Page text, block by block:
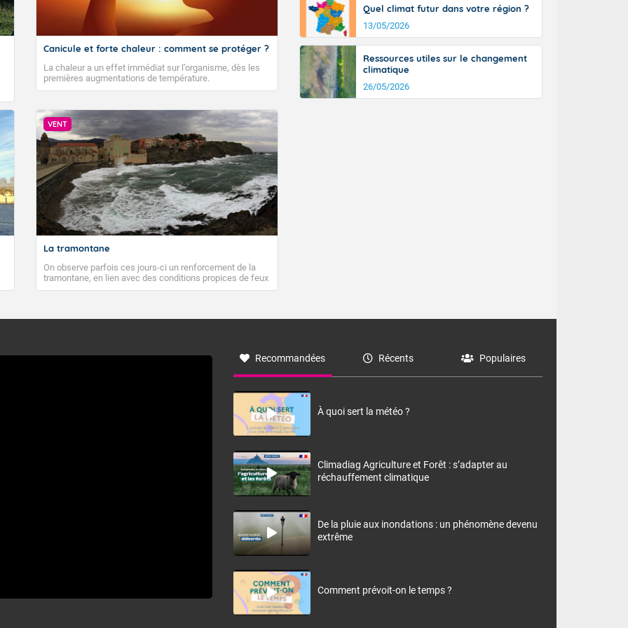
Canicule et forte chaleur : comment se protéger ?
La chaleur a un effet immédiat sur l’organisme, dès les
premières augmentations de température.
VENT
La tramontane
On observe parfois ces jours-ci un renforcement de la
tramontane, en lien avec des conditions propices de feux
de forêt. Mais qu'est-ce que la tramontane ? Quelles sont
à nord-ouest, dans un secteur qui part du Roussillon à la
monts, en allusion aux régions montagneuses d’où
Quel climat futur dans votre région ?
13/05/2026
Ressources utiles sur le changement
climatique
26/05/2026
Recommandées Récents Populaires
À quoi sert la météo ?
Climadiag Agriculture et Forêt : s’adapter au
réchauffement climatique
De la pluie aux inondations : un phénomène devenu
extrême
Comment prévoit-on le temps ?